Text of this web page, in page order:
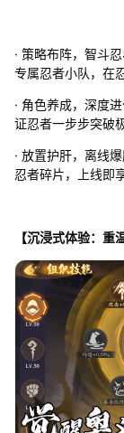
· 策略布阵，智斗
专属忍者小队，在
· 角色养成，深度
证忍者一步步突破
· 放置护肝，离线
忍者碎片，上线即
【沉浸式体验：重